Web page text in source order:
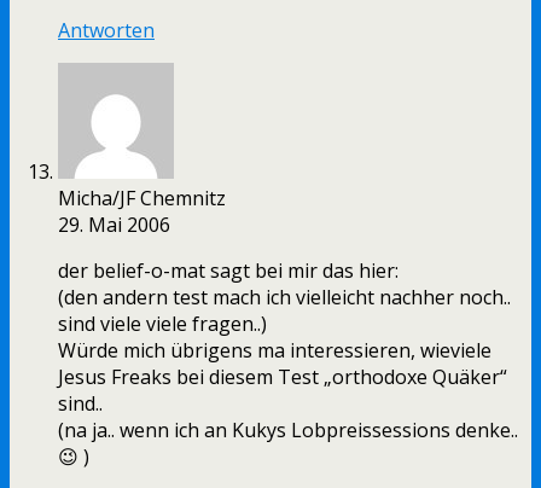
Antworten
Micha/JF Chemnitz
29. Mai 2006
der belief-o-mat sagt bei mir das hier:
(den andern test mach ich vielleicht nachher noch..
sind viele viele fragen..)
Würde mich übrigens ma interessieren, wieviele
Jesus Freaks bei diesem Test „orthodoxe Quäker“
sind..
(na ja.. wenn ich an Kukys Lobpreissessions denke..
😉 )